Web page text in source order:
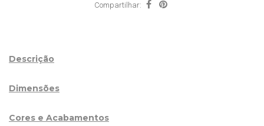
Compartilhar:
Descrição
Dimensões
Cores e Acabamentos